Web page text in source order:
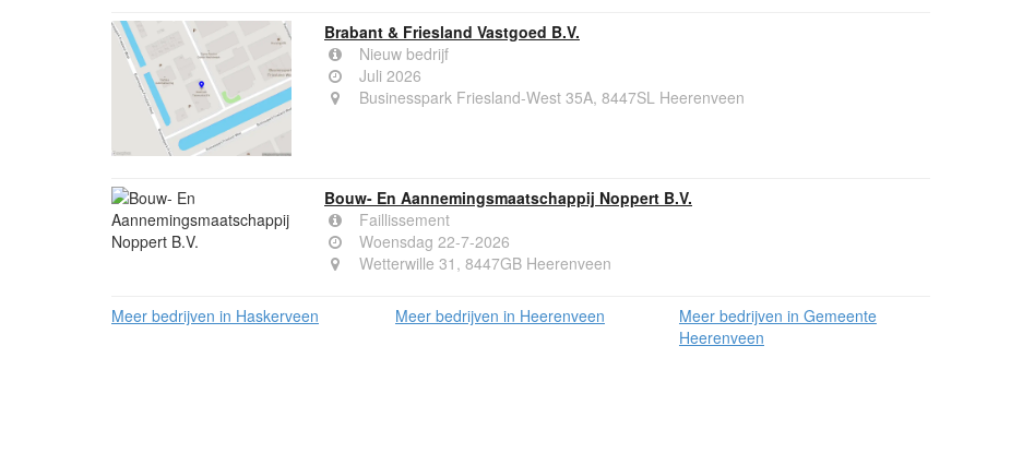
Brabant & Friesland Vastgoed B.V.
Nieuw bedrijf
Juli 2026
Businesspark Friesland-West 35A, 8447SL Heerenveen
Bouw- En Aannemingsmaatschappij Noppert B.V.
Faillissement
Woensdag 22-7-2026
Wetterwille 31, 8447GB Heerenveen
Meer bedrijven in Haskerveen Meer bedrijven in Heerenveen
Meer bedrijven in Gemeente
Heerenveen